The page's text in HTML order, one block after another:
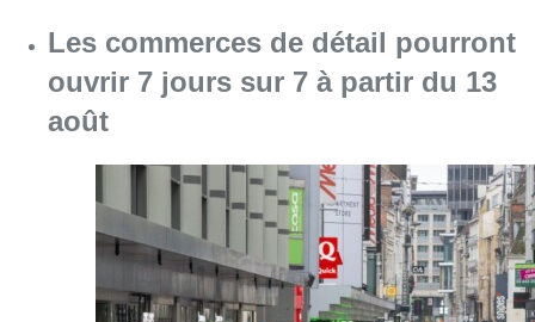
06 août 2026 Consulter l'article "Les commerces de
Un homme blessé par un coup de